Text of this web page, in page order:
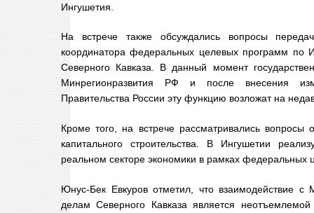
Ингушетия.
На встрече также обсуждались вопросы
координатора федеральных целевых программ по
Северного Кавказа. В данный момент
Минрегионразвития РФ и после внесения
Правительства России эту функцию возложат на
Кроме того, на встрече рассматривались вопросы
капитального строительства. В Ингушетии
реальном секторе экономики в рамках федеральных
Юнус-Бек Евкуров отметил, что взаимодействие с
делам Северного Кавказа является